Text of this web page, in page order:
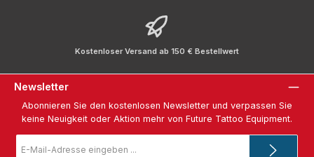
Kostenloser Versand ab 150 € Bestellwert
Newsletter
Abonnieren Sie den kostenlosen Newsletter und verpassen Sie
keine Neuigkeit oder Aktion mehr von Future Tattoo Equipment.
Mail-